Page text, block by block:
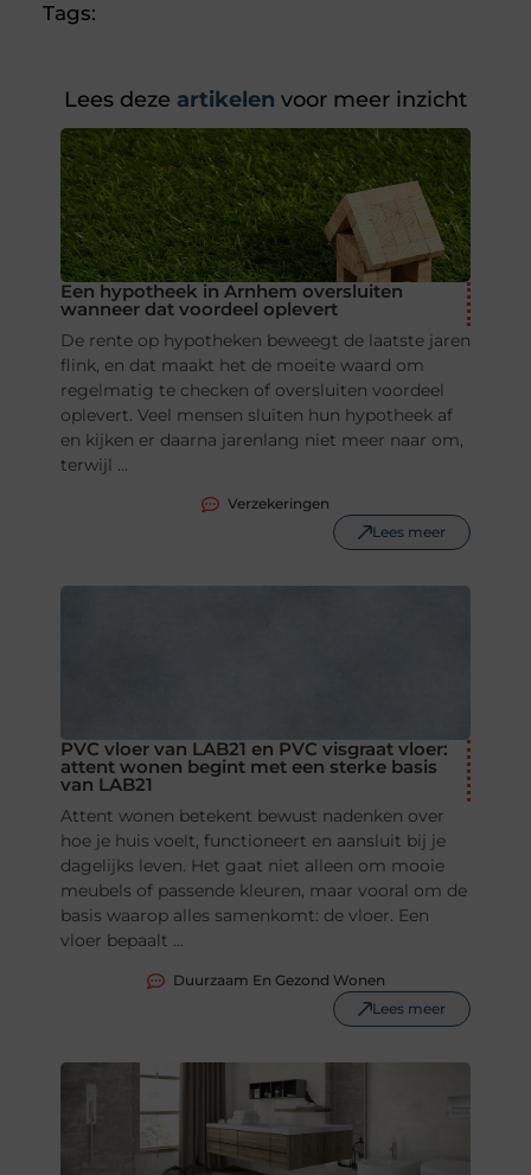
Tags:
Lees deze artikelen voor meer inzicht
Een hypotheek in Arnhem oversluiten
wanneer dat voordeel oplevert
De rente op hypotheken beweegt de laatste jaren
flink, en dat maakt het de moeite waard om
regelmatig te checken of oversluiten voordeel
oplevert. Veel mensen sluiten hun hypotheek af
en kijken er daarna jarenlang niet meer naar om,
terwijl ...
Verzekeringen
Lees meer
PVC vloer van LAB21 en PVC visgraat vloer:
attent wonen begint met een sterke basis
van LAB21
Attent wonen betekent bewust nadenken over
hoe je huis voelt, functioneert en aansluit bij je
dagelijks leven. Het gaat niet alleen om mooie
meubels of passende kleuren, maar vooral om de
basis waarop alles samenkomt: de vloer. Een
vloer bepaalt ...
Duurzaam En Gezond Wonen
Lees meer